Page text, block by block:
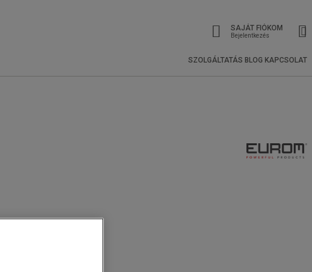
SAJÁT FIÓKOM
Bejelentkezés
SZOLGÁLTATÁS BLOG KAPCSOLAT